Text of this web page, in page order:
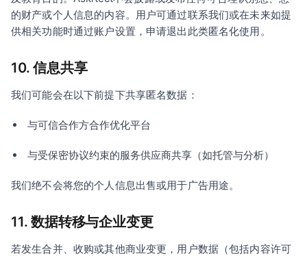
的财产或个人信息的内容。用户可通过联系我们或在未来如提
供相关功能时通过账户设置，申请退出此类匿名化使用。
10. 信息共享
我们可能会在以下前提下共享匿名数据：
与可信合作方合作优化平台
与受保密协议约束的服务供应商共享（如托管与分析）
我们绝不会将您的个人信息出售或用于广告用途。
11. 数据转移与企业变更
若发生合并、收购或其他商业变更，用户数据（包括内容许可